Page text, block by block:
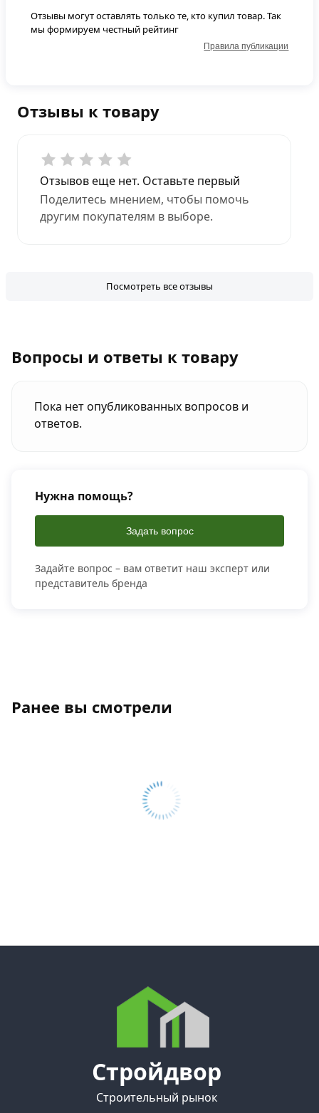
Отзывы к товару
Отзывов еще нет. Оставьте первый
Поделитесь мнением, чтобы помочь
другим покупателям в выборе.
Посмотреть все отзывы
Отзывы могут оставлять только те, кто купил товар. Так
мы формируем честный рейтинг
Правила публикации
Вопросы и ответы к товару
Пока нет опубликованных вопросов и
ответов.
Нужна помощь?
Задать вопрос
Задайте вопрос – вам ответит наш эксперт или
представитель бренда
Ранее вы смотрели
Стройдвор
Строительный рынок